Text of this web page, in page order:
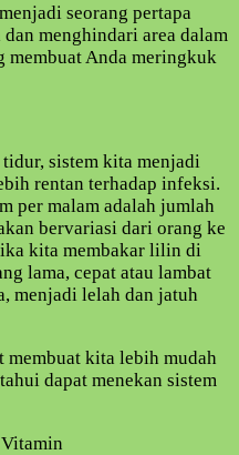
seorang pertapa
menghindari area dalam
membuat Anda meringkuk
sistem kita menjadi
rentan terhadap infeksi.
per malam adalah jumlah
bervariasi dari orang ke
kita membakar lilin di
lama, cepat atau lambat
menjadi lelah dan jatuh
kita lebih mudah
dapat menekan sistem